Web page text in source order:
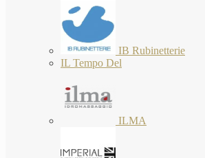
IB Rubinetterie
IL Tempo Del
ILMA